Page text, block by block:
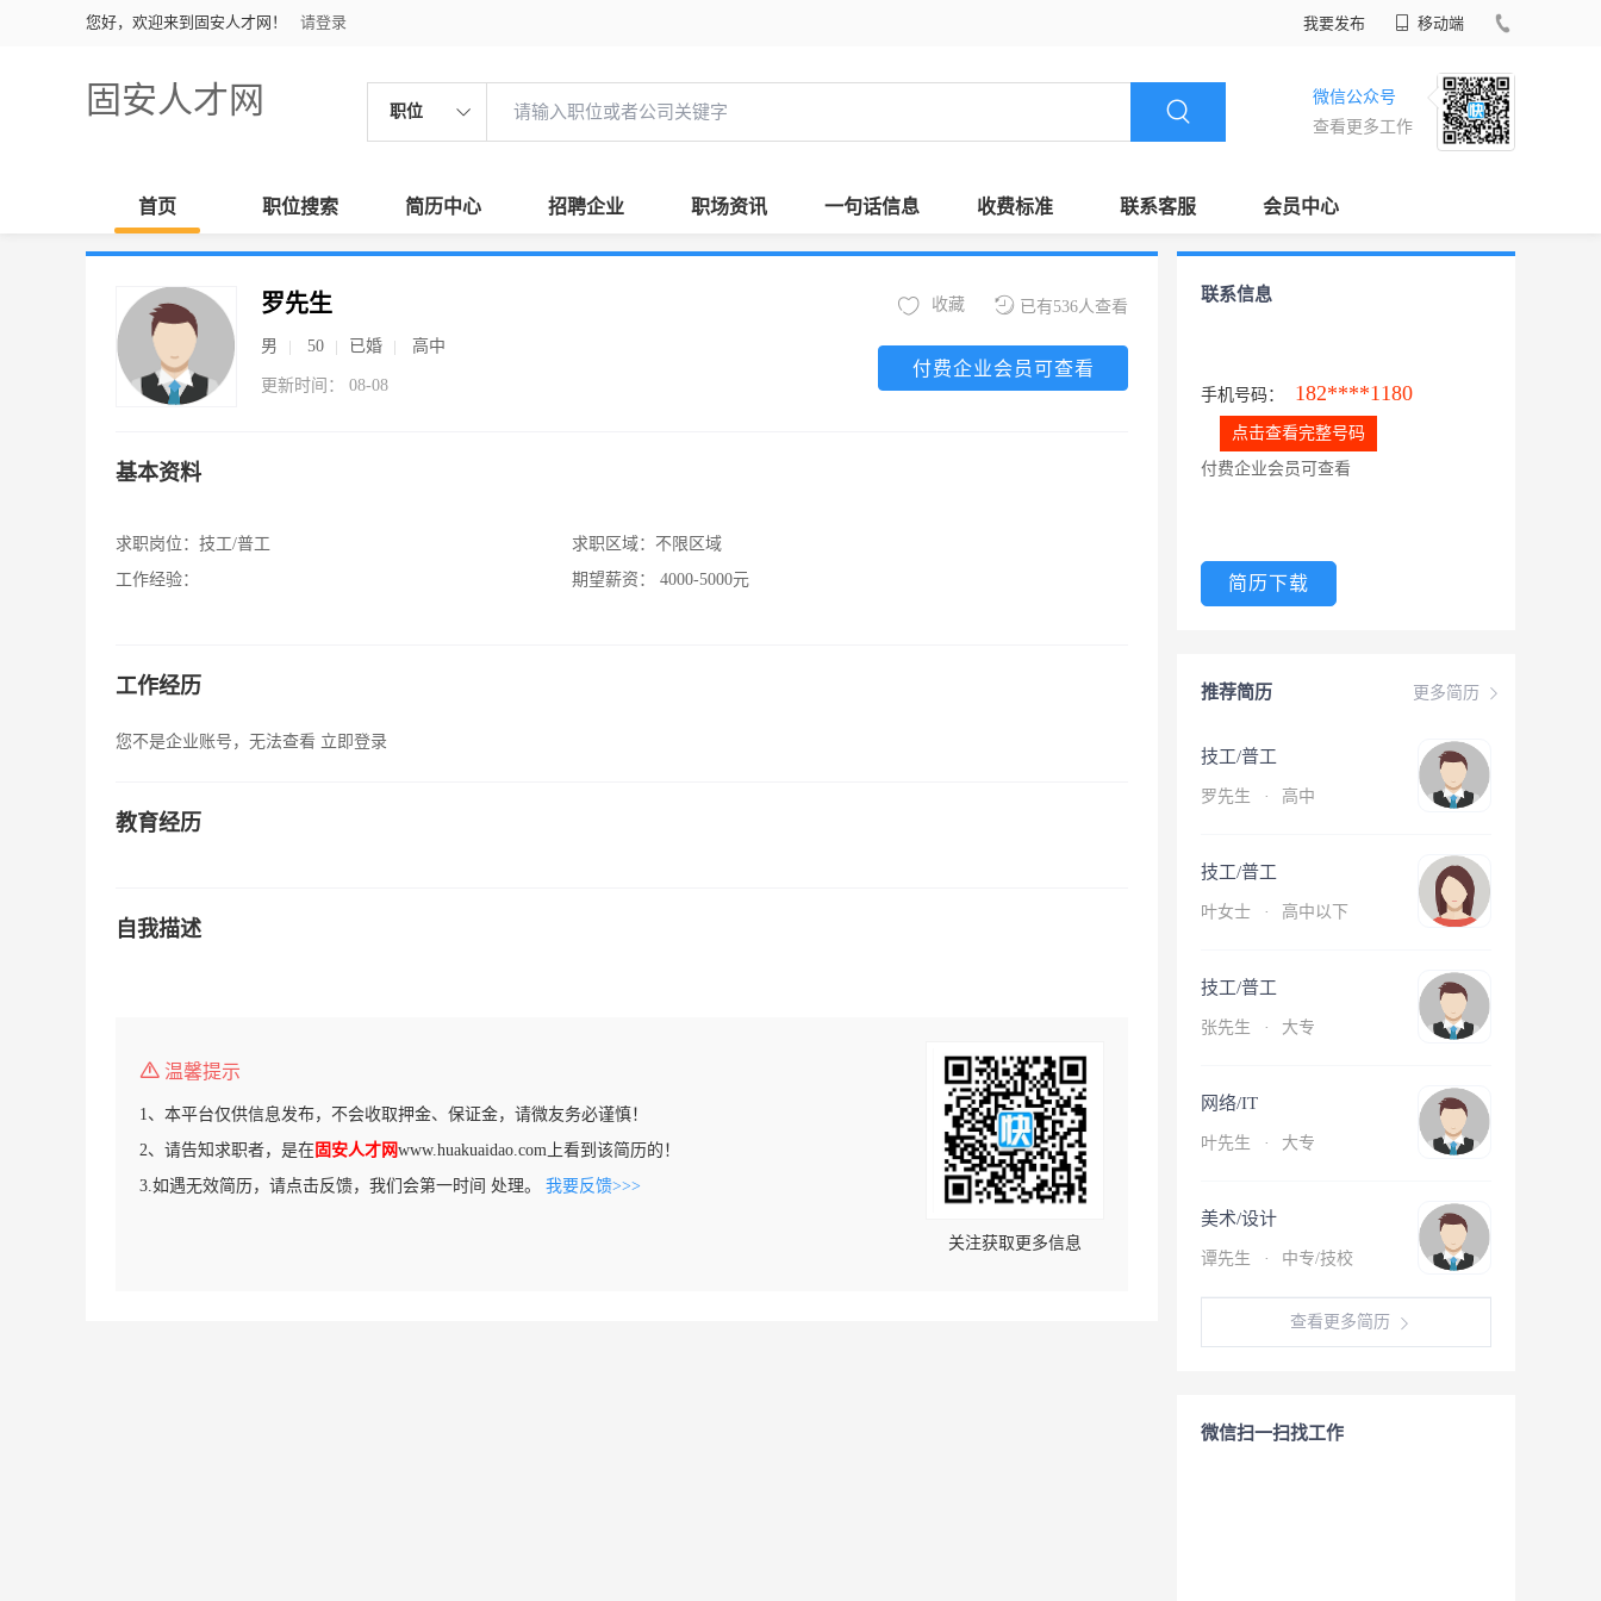
您好，欢迎来到固安人才网！ 请登录 我要发布 移动端
固安人才网 职位
微信公众号
查看更多工作
首页 职位搜索 简历中心 招聘企业 职场资讯 一句话信息 收费标准 联系客服 会员中心
罗先生
男 50 已婚 高中
更新时间： 08-08
已有536人查看
收藏
付费企业会员可查看
基本资料
求职岗位： 技工/普工
工作经验：
求职区域： 不限区域
期望薪资：
4000-5000元
工作经历
您不是企业账号，无法查看 立即登录
教育经历
自我描述
温馨提示
1、本平台仅供信息发布，不会收取押金、保证金，请微友务必谨慎！
2、请告知求职者，是在 固安人才网www.huakuaidao.com上看到该简历的！
3.如遇无效简历，请点击反馈，我们会第一时间 处理。 我要反馈>>>
关注获取更多信息
联系信息
手机号码： 182****1180
点击查看完整号码
付费企业会员可查看
简历下载
更多简历
推荐简历
技工/普工
罗先生 · 高中
技工/普工
叶女士 · 高中以下
技工/普工
张先生 · 大专
网络/IT
叶先生 · 大专
美术/设计
谭先生 · 中专/技校
查看更多简历
微信扫一扫找工作